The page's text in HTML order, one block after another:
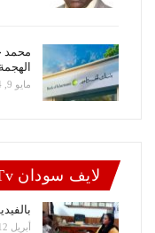
محمد
مايو 9, 2024
لايف سودان Tv
أبريل 12, 2022